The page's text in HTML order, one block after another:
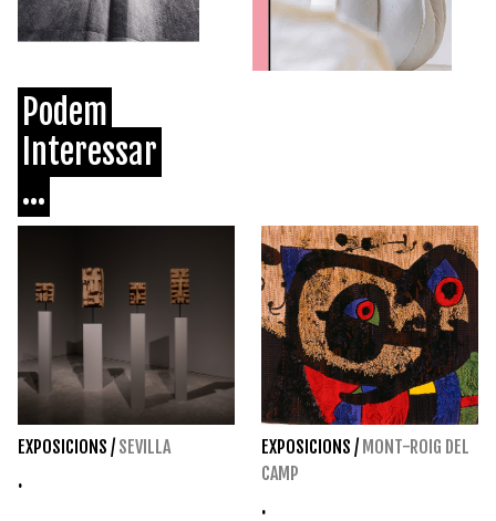
Podem
Interessar
...
EXPOSICIONS / SEVILLA
.
EXPOSICIONS / MONT-ROIG DEL
CAMP
.